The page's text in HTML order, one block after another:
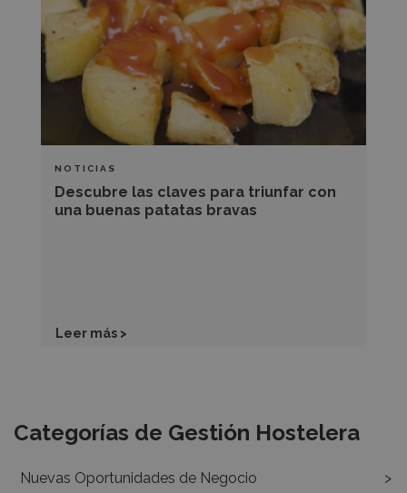
NOTICIAS
Descubre las claves para triunfar con
una buenas patatas bravas
para
triunfar
con
una
buenas
patatas
bravas
Leer más >
Recursos
Categorías de Gestión Hostelera
Nuevas Oportunidades de Negocio